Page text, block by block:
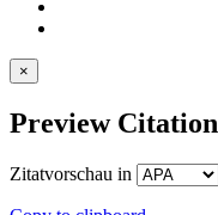
×
Preview Citation
Zitatvorschau in